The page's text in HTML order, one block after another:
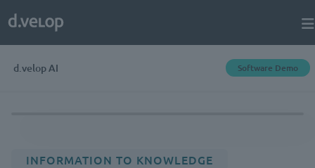
d.velop AI Software Demo
INFORMATION TO KNOWLEDGE